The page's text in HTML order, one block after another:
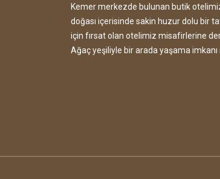
Kemer merkezde bulunan butik
doğası içerisinde sakin huzur dolu bir
için fırsat olan otelimiz misafirlerine
Ağaç yeşiliyle bir arada yaşama imkanı